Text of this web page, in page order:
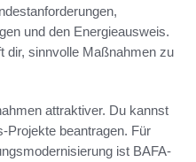
und den Energieausweis.
dir, sinnvolle Maßnahmen zu
attraktiver. Du kannst
Projekte beantragen. Für
ist BAFA-